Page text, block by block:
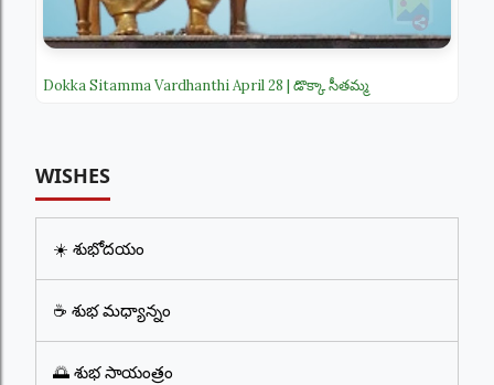
Dokka Sitamma Vardhanthi April 28 | డొక్కా సీతమ్మ
WISHES
☀️ శుభోదయం
☕ శుభ మధ్యాన్నం
🌅 శుభ సాయంత్రం